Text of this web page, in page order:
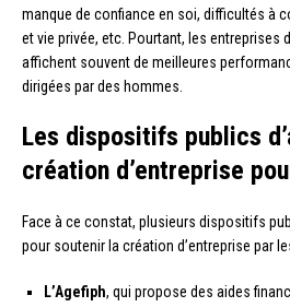
manque de confiance en soi, difficultés à
et vie privée, etc. Pourtant, les entreprises
affichent souvent de meilleures
dirigées par des hommes.
Les dispositifs publics
création d’entreprise
Face à ce constat, plusieurs dispositifs
pour soutenir la création d’entreprise par
L’Agefiph, qui propose des aides